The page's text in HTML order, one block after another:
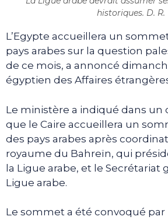
historiques. D. R.
L’Egypte accueillera un
pays arabes sur la question
de ce mois, a annoncé
égyptien des Affaires
Le ministère a indiqué dans
que le Caire accueillera un
des pays arabes après
royaume du Bahreïn, qui
la Ligue arabe, et le Secrétariat
Ligue arabe.
Le sommet a été convoqué par